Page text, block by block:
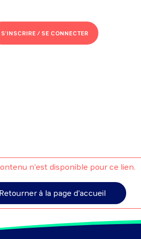
S'INSCRIRE /SE CONNECTER
n'est disponible pour ce lien.
Retourner à la page d'accueil